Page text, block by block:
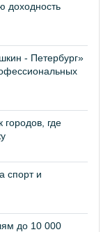
доходность
- Петербург»
где
спорт и
до 10 000